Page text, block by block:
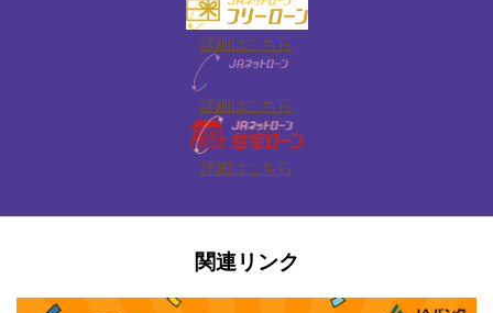
詳細はこちら
詳細はこちら
詳細はこちら
関連リンク